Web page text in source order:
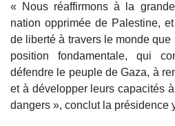
« Nous réaffirmons à la
nation opprimée de Palestine,
de liberté à travers le monde
position fondamentale, qui
défendre le peuple de Gaza, à
et à développer leurs capacités
dangers », conclut la présidence